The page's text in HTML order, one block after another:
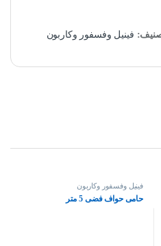
فينيل وفسفور وكاربون
فينيل وفسفور وكاربون
حامى حواف فضى 5 متر